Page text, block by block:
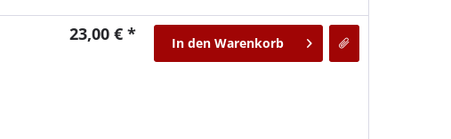
23,00 € * In den Warenkorb